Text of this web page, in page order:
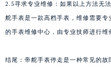
2.5寻求专业维修：如果以上方法无
舵手表是一款高档手表，维修需要
的手表维修中心，由专业技师进行维
结尾：帝舵手表停走是一种常见的